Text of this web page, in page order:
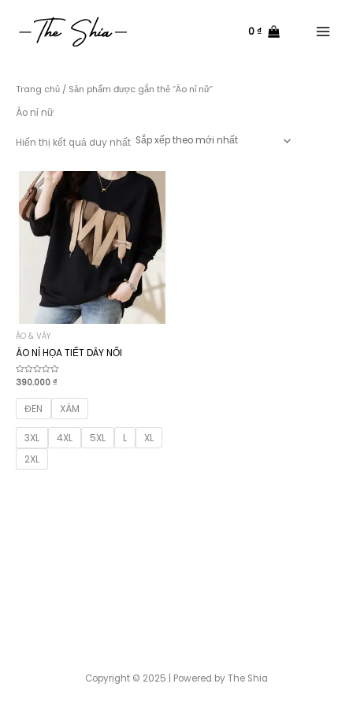
0₫
Main
Trang chủ / Sản phẩm được gắn thẻ “Áo nỉ nữ”
Áo nỉ nữ
Hiển thị kết quả duy nhất
ÁO & VÁY
ÁO NỈ HỌA TIẾT DÂY NỔI
Được
hạng
sao
390.000 ₫
ĐEN XÁM
3XL 4XL 5XL L
XL
2XL
Copyright © 2025 | Powered by The Shia